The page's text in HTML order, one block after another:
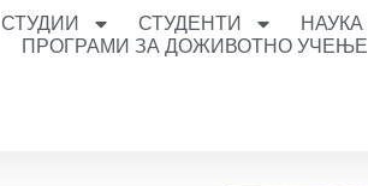
СТУДИИ СТУДЕНТИ НАУКА
ПРОГРАМИ ЗА ДОЖИВОТНО УЧЕЊЕ